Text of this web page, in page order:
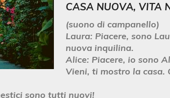
CASA NUOVA, VITA
(suono di campanello)
Laura: Piacere, sono
nuova inquilina.
Alice: Piacere, io sono
Vieni, ti mostro la casa.
sono tutti nuovi!